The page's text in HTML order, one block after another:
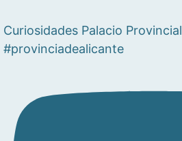
Curiosidades Palacio Provincial
#provinciadealicante